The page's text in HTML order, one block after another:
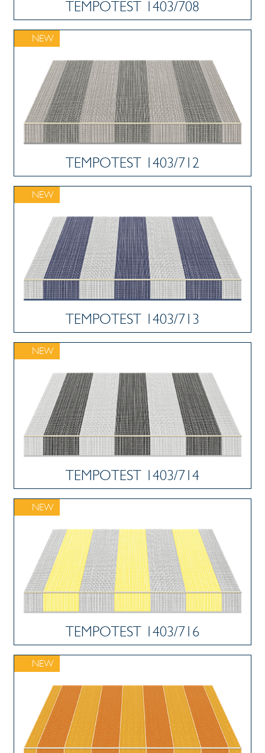
TEMPOTEST 1403/708
NEW
TEMPOTEST 1403/712
NEW
TEMPOTEST 1403/713
NEW
TEMPOTEST 1403/714
NEW
TEMPOTEST 1403/716
NEW